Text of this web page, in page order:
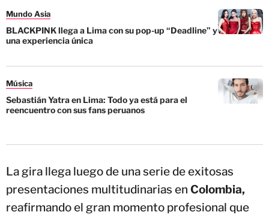
Mundo Asia
BLACKPINK llega a Lima con su pop-up “Deadline” y
una experiencia única
Música
Sebastián Yatra en Lima: Todo ya está para el
reencuentro con sus fans peruanos
La gira llega luego de una serie de exitosas
presentaciones multitudinarias en Colombia,
reafirmando el gran momento profesional que